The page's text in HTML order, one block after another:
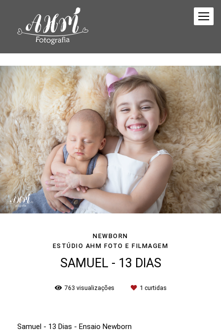
NEWBORN
ESTÚDIO AHM FOTO E FILMAGEM
SAMUEL - 13 DIAS
763 visualizações 1 curtidas
Samuel - 13 Dias - Ensaio Newborn